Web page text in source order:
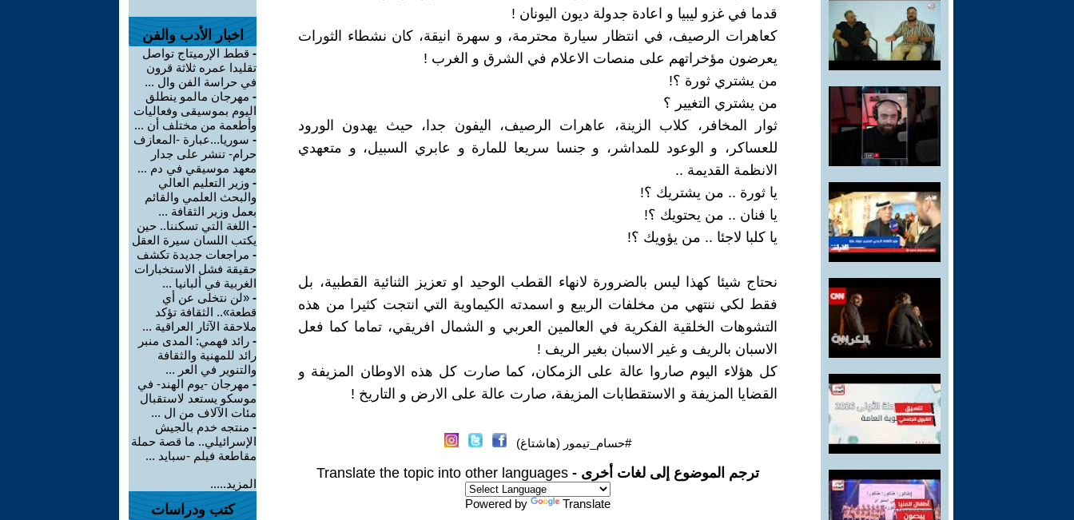
قدما في غزو ليبيا و اعادة جدولة ديون اليونان !
كعاهرات الرصيف، في انتظار سيارة محترمة، و سهرة انيقة، كان نشطاء الثورات
يعرضون مؤخراتهم على منصات الاعلام في الشرق و الغرب !
من يشتري ثورة ؟!
من يشتري التغيير ؟
ثوار المخافر، كلاب الزينة، عاهرات الرصيف، اليفون جدا، حيث يهدون الورود
للعساكر، و الوعود للمداشر، و جنسا سريعا للمارة و عابري السبيل، و متعهدي
الانظمة القديمة ..
يا ثورة .. من يشتريك ؟!
يا فنان .. من يحتويك ؟!
يا كلبا لاجئا .. من يؤويك ؟!
نحتاج شيئا كهذا ليس بالضرورة لانهاء القطب الوحيد او تعزيز الثنائية القطبية، بل
فقط لكي ننتهي من مخلفات الربيع و اسمدته الكيماوية التي انتجت كثيرا من هذه
التشوهات الخلقية الفكرية في العالمين العربي و الشمال افريقي، تماما كما فعل
الاسبان بالريف و غير الاسبان بغير الريف !
كل هؤلاء اليوم صاروا عالة على الزمكان، كما صارت كل هذه الاوطان المزيفة و
القضايا المزيفة و الاستقطابات المزيفة، صارت عالة على الارض و التاريخ !
#حسام_تيمور (هاشتاغ)
ترجم الموضوع إلى لغات أخرى - Translate the topic into other languages
Powered by Translate
اخبار الأدب والفن
- قطط الإرميتاج تواصل
تقليدا عمره ثلاثة قرون
في حراسة الفن وال ...
- مهرجان مالمو ينطلق
اليوم بموسيقى وفعاليات
وأطعمة من مختلف أن ...
- سوريا...عبارة -المعازف
حرام- تنشر على جدار
معهد موسيقي في دم ...
- وزير التعليم العالي
والبحث العلمي والقائم
بعمل وزير الثقافة ...
- اللغة التي تسكننا.. حين
يكتب اللسان سيرة العقل
- مراجعات جديدة تكشف
حقيقة فشل الاستخبارات
الغربية في ألبانيا ...
- «لن نتخلى عن أي
قطعة».. الثقافة تؤكد
ملاحقة الآثار العراقية ...
- رائد فهمي: المدى منبر
رائد للمهنية والثقافة
والتنوير في العر ...
- مهرجان -يوم الهند- في
موسكو يستعد لاستقبال
مئات الآلاف من ال ...
- منتجه خدم بالجيش
الإسرائيلي.. ما قصة حملة
مقاطعة فيلم -سبايد ...
المزيد.....
كتب ودراسات